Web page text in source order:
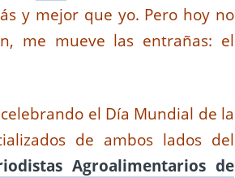
y mejor que yo. Pero hoy no
me mueve las entrañas: el
el Día Mundial de la
de ambos lados del
Agroalimentarios de